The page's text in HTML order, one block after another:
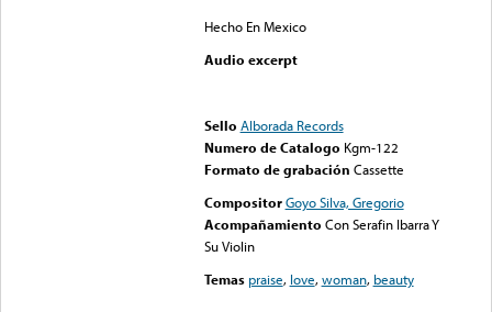
Hecho En Mexico
Audio excerpt
Sello Alborada Records
Numero de Catalogo Kgm-122
Formato de grabación Cassette
Compositor Goyo Silva, Gregorio
Acompañamiento Con Serafin Ibarra Y
Su Violin
Temas praise, love,woman, beauty